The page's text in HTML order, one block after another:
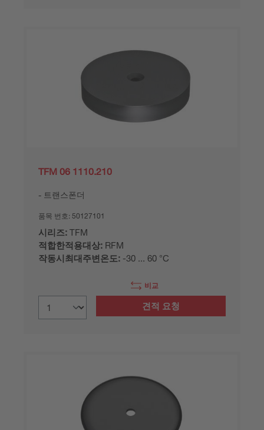
TFM 06 1110.210
트랜스폰더
품목 번호: 50127101
시리즈: TFM
적합한적용대상: RFM
작동시최대주변온도: -30 ... 60 °C
비교
견적 요청